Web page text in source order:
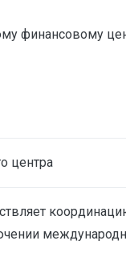
финансовому
центра